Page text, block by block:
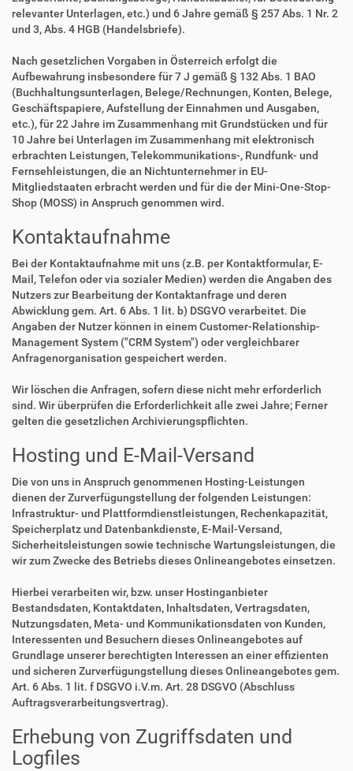
relevanter Unterlagen, etc.) und 6 Jahre gemäß § 257 Abs. 1 Nr. 2
und 3, Abs. 4 HGB (Handelsbriefe).
Nach gesetzlichen Vorgaben in Österreich erfolgt die
Aufbewahrung insbesondere für 7 J gemäß § 132 Abs. 1 BAO
(Buchhaltungsunterlagen, Belege/Rechnungen, Konten, Belege,
Geschäftspapiere, Aufstellung der Einnahmen und Ausgaben,
etc.), für 22 Jahre im Zusammenhang mit Grundstücken und für
10 Jahre bei Unterlagen im Zusammenhang mit elektronisch
erbrachten Leistungen, Telekommunikations-, Rundfunk- und
Fernsehleistungen, die an Nichtunternehmer in EU-
Mitgliedstaaten erbracht werden und für die der Mini-One-Stop-
Shop (MOSS) in Anspruch genommen wird.
Kontaktaufnahme
Bei der Kontaktaufnahme mit uns (z.B. per Kontaktformular, E-
Mail, Telefon oder via sozialer Medien) werden die Angaben des
Nutzers zur Bearbeitung der Kontaktanfrage und deren
Abwicklung gem. Art. 6 Abs. 1 lit. b) DSGVO verarbeitet. Die
Angaben der Nutzer können in einem Customer-Relationship-
Management System ("CRM System") oder vergleichbarer
Anfragenorganisation gespeichert werden.
Wir löschen die Anfragen, sofern diese nicht mehr erforderlich
sind. Wir überprüfen die Erforderlichkeit alle zwei Jahre; Ferner
gelten die gesetzlichen Archivierungspflichten.
Hosting und E-Mail-Versand
Die von uns in Anspruch genommenen Hosting-Leistungen
dienen der Zurverfügungstellung der folgenden Leistungen:
Infrastruktur- und Plattformdienstleistungen, Rechenkapazität,
Speicherplatz und Datenbankdienste, E-Mail-Versand,
Sicherheitsleistungen sowie technische Wartungsleistungen, die
wir zum Zwecke des Betriebs dieses Onlineangebotes einsetzen.
Hierbei verarbeiten wir, bzw. unser Hostinganbieter
Bestandsdaten, Kontaktdaten, Inhaltsdaten, Vertragsdaten,
Nutzungsdaten, Meta- und Kommunikationsdaten von Kunden,
Interessenten und Besuchern dieses Onlineangebotes auf
Grundlage unserer berechtigten Interessen an einer effizienten
und sicheren Zurverfügungstellung dieses Onlineangebotes gem.
Art. 6 Abs. 1 lit. f DSGVO i.V.m. Art. 28 DSGVO (Abschluss
Auftragsverarbeitungsvertrag).
Erhebung von Zugriffsdaten und
Logfiles